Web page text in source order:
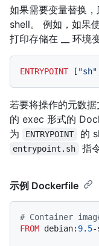
如果需要变量替换
shell。 例如，如果
打印存储在 __ 环境
ENTRYPOINT [ "sh"
若要将操作的元数
的 exec 形式的
为
ENTRYPOINT 的
entrypoint.sh 指
示例 Dockerfile
# Container
FROM debian: 9.5-